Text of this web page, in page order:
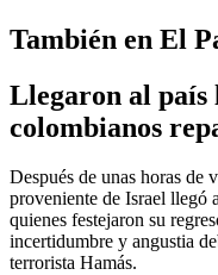
También en El
Llegaron al país
colombianos
Después de unas horas
proveniente de Israel llegó
quienes festejaron su
incertidumbre y angustia
terrorista Hamás.